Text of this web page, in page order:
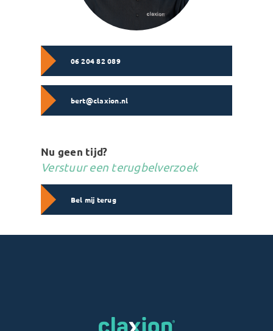
06 204 82 089
bert@claxion.nl
Nu geen tijd?
Verstuur een terugbelverzoek
Bel mij terug